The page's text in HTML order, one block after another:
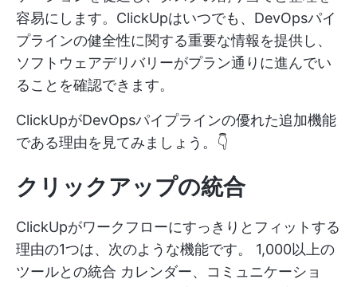
容易にします。ClickUpはいつでも、DevOpsパイ
プラインの健全性に関する重要な情報を提供し、
ソフトウェアデリバリーがプラン通りに進んでい
ることを確認できます。
ClickUpがDevOpsパイプラインの優れた追加機能
である理由を見てみましょう。👇
クリックアップの統合
ClickUpがワークフローにすっきりとフィットする
理由の1つは、次のような機能です。 1,000以上の
ツールとの統合 カレンダー、コミュニケーショ